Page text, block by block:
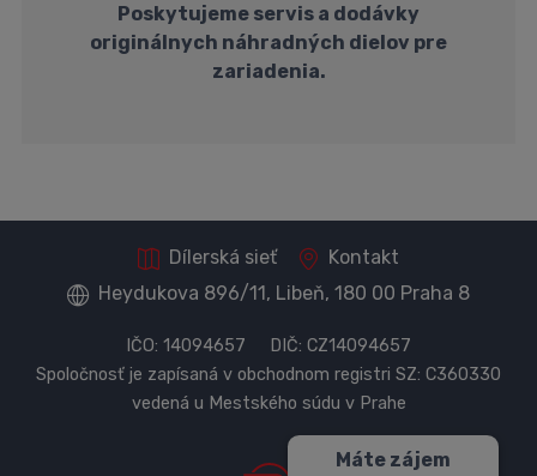
Poskytujeme servis a dodávky
originálnych náhradných dielov pre
zariadenia.
Dílerská sieť
Kontakt
Heydukova 896/11, Libeň, 180 00 Praha 8
IČO: 14094657 DIČ: CZ14094657
Spoločnosť je zapísaná v obchodnom registri SZ: C360330
vedená u Mestského súdu v Prahe
Máte zájem